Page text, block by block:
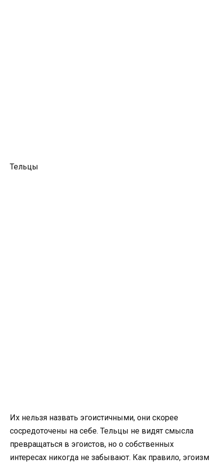
Тельцы
Их нельзя назвать эгоистичными, они скорее
сосредоточены на себе. Тельцы не видят смысла
превращаться в эгоистов, но о собственных
интересах никогда не забывают. Как правило, эгоизм